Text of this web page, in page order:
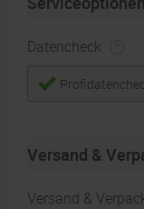
Datencheck
Versand &
Versand &